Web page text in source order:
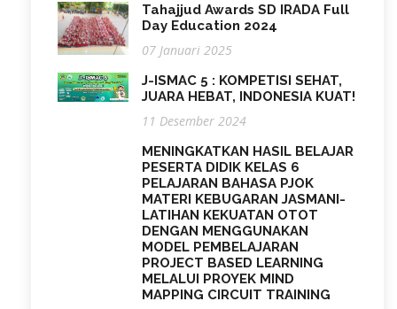
Tahajjud Awards SD IRADA Full
Day Education 2024
07 Januari 2025
J-ISMAC 5 : KOMPETISI SEHAT,
JUARA HEBAT, INDONESIA KUAT!
11 Desember 2024
MENINGKATKAN HASIL BELAJAR
PESERTA DIDIK KELAS 6
PELAJARAN BAHASA PJOK
MATERI KEBUGARAN JASMANI-
LATIHAN KEKUATAN OTOT
DENGAN MENGGUNAKAN
MODEL PEMBELAJARAN
PROJECT BASED LEARNING
MELALUI PROYEK MIND
MAPPING CIRCUIT TRAINING